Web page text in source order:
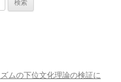
ムの下位文化理論の検証に